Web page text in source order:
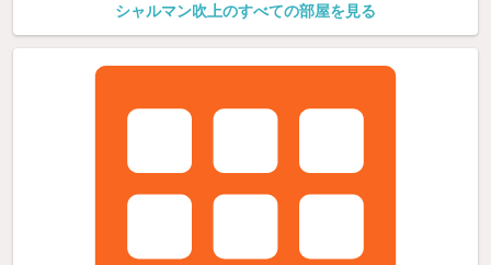
シャルマン吹上のすべての部屋を見る